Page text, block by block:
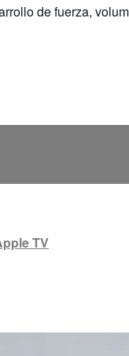
de fuerza,
TV